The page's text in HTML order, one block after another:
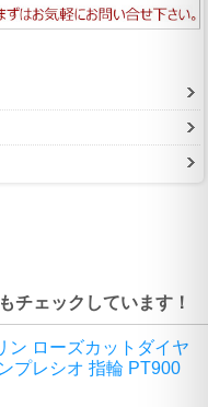
チェックしています！
ン ローズカットダイヤ
プレシオ 指輪 PT900